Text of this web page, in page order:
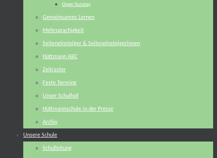
Open Sunday
Gemeinsames Lernen
Mehrsprachigkeit
Seiteneinsteiger & Seiteneinsteigerinnen
Hüttmann ABC
Zeitraster
Feste Termine
Unser Schulhof
Hüttmannschule in der Presse
Archiv
Unsere Schule
Schulleitung